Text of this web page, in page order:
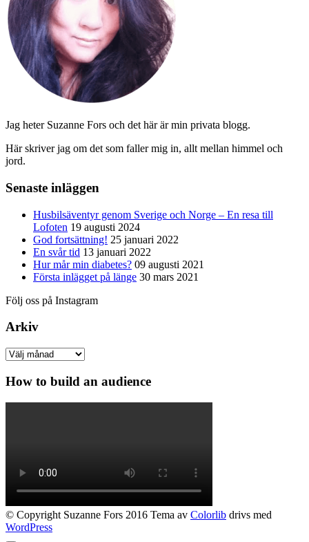
Jag heter Suzanne Fors och det här är min privata blogg.
Här skriver jag om det som faller mig in, allt mellan himmel och
jord.
Senaste inläggen
Husbilsäventyr genom Sverige och Norge – En resa till
Lofoten 19 augusti 2024
God fortsättning! 25 januari 2022
En svår tid 13 januari 2022
Hur mår min diabetes? 09 augusti 2021
Första inlägget på länge 30 mars 2021
Följ oss på Instagram
Arkiv
Arkiv
How to build an audience
© Copyright Suzanne Fors 2016 Tema av Colorlib drivs med
WordPress